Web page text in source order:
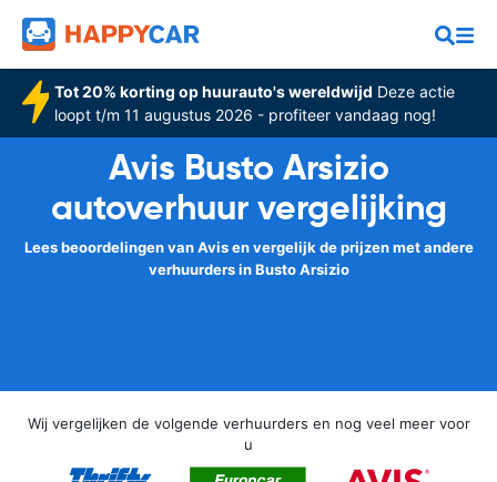
Tot 20% korting op huurauto's wereldwijd Deze actie
loopt t/m 11 augustus 2026 - profiteer vandaag nog!
Avis Busto Arsizio
autoverhuur vergelijking
Lees beoordelingen van Avis en vergelijk de prijzen met andere
verhuurders in Busto Arsizio
Wij vergelijken de volgende verhuurders en nog veel meer voor
u